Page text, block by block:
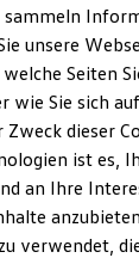
6
Versionen
zu Ihrem
sammeln
unsere
Seiten
wie Sie sich
Zweck dieser
ist es,
an Ihre
verwendet,